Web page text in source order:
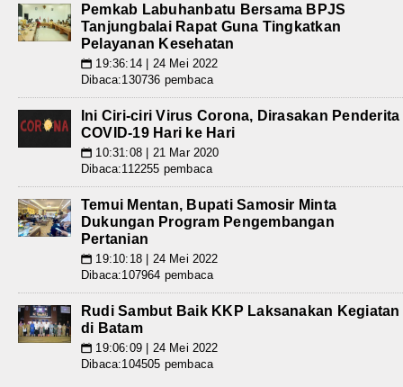
Pemkab Labuhanbatu Bersama BPJS
Tanjungbalai Rapat Guna Tingkatkan
Pelayanan Kesehatan
📅 19:36:14 | 24 Mei 2022
Dibaca:130736 pembaca
Ini Ciri-ciri Virus Corona, Dirasakan Penderita
COVID-19 Hari ke Hari
📅 10:31:08 | 21 Mar 2020
Dibaca:112255 pembaca
Temui Mentan, Bupati Samosir Minta
Dukungan Program Pengembangan
Pertanian
📅 19:10:18 | 24 Mei 2022
Dibaca:107964 pembaca
Rudi Sambut Baik KKP Laksanakan Kegiatan
di Batam
📅 19:06:09 | 24 Mei 2022
Dibaca:104505 pembaca